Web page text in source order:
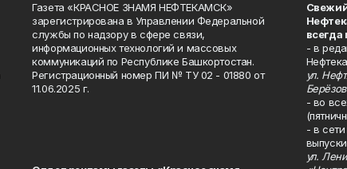
Газета «КРАСНОЕ ЗНАМЯ НЕФТЕКАМСК»
зарегистрирована в Управлении Федеральной
службы по надзору в сфере связи,
информационных технологий и массовых
коммуникаций по Республике Башкортостан.
Регистрационный номер ПИ № ТУ 02 - 01880 от
11.06.2025 г.
всегда
- в
ул.
- во
- в
ул.